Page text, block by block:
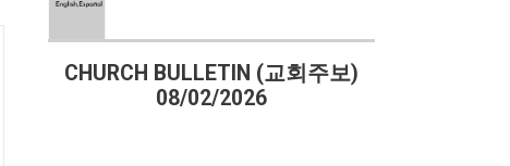
CHURCH BULLETIN (교회주보)
08/02/2026